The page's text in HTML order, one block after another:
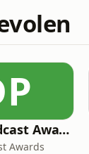
Dutch Podcast Awards 2025
Awards